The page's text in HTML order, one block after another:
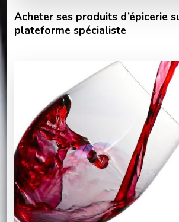
Acheter ses produits d’épicerie
plateforme spécialiste